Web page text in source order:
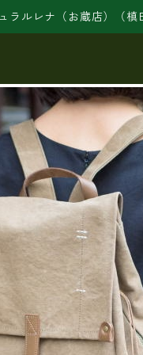
ラルレナ（お蔵店）（槙